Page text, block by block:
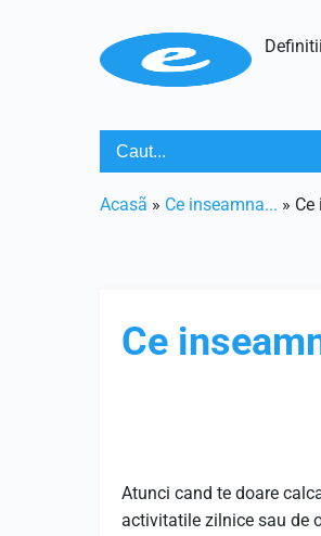
Acasã » Ce inseamna... »
Ce
Atunci cand te doare
activitatile zilnice sau de